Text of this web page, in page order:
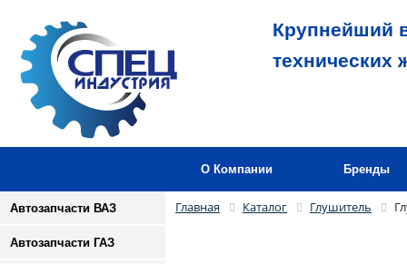
Крупнейший
технических
О Компании Бренды
Автозапчасти ВАЗ
Автозапчасти ГАЗ
Главная Каталог Глушитель